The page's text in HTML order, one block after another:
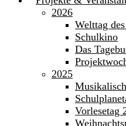
2026
Welttag
Schulkino
Das
2025
Vorlesetag